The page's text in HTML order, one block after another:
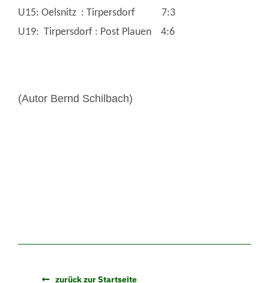
U15: Oelsnitz : Tirpersdorf 7:3
U19: Tirpersdorf : Post Plauen 4:6
(Autor Bernd Schilbach)
zurück zur Startseite